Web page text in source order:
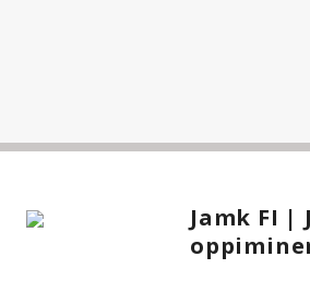
Jamk FI |